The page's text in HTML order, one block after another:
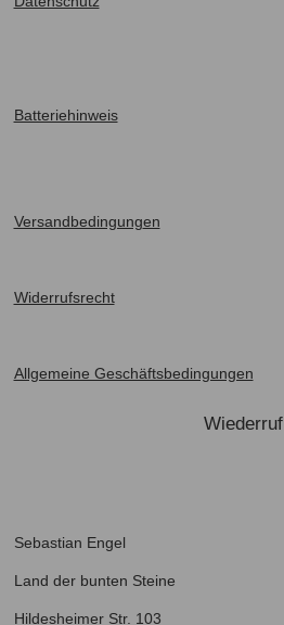
Batteriehinweis
Versandbedingungen
Widerrufsrecht
Allgemeine Geschäftsbedingungen
Wiederruf
Sebastian Engel
Land der bunten Steine
Hildesheimer Str. 103